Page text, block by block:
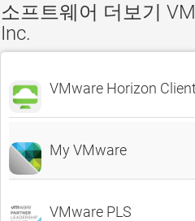
소프트웨어 더보기
Inc.
VMware Horizon Client
My VMware
VMware PLS